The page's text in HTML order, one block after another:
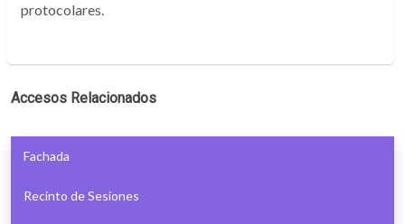
protocolares.
Accesos Relacionados
Fachada
Recinto de Sesiones